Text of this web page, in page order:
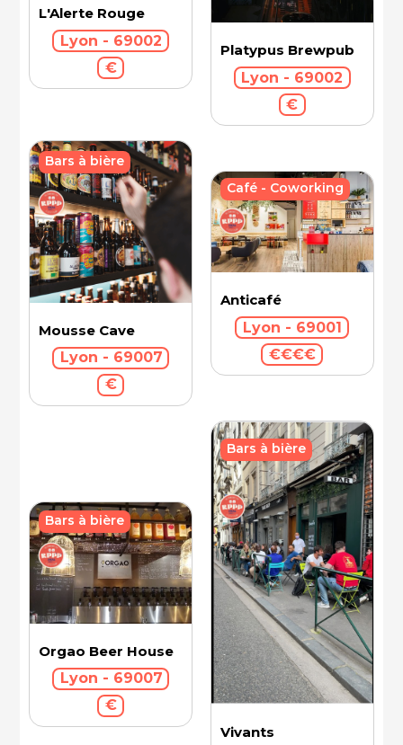
L'Alerte Rouge
Lyon - 69002
€
Platypus Brewpub
Lyon - 69002
€
Mousse Cave
Lyon - 69007
€
Bars à bière
Anticafé
Lyon - 69001
€€€€
Café - Coworking
Orgao Beer House
Lyon - 69007
€
Bars à bière
Vivants
Bars à bière